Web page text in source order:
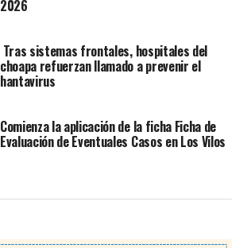
2026
Tras sistemas frontales, hospitales del
choapa refuerzan llamado a prevenir el
hantavirus
Comienza la aplicación de la ficha Ficha de
Evaluación de Eventuales Casos en Los Vilos